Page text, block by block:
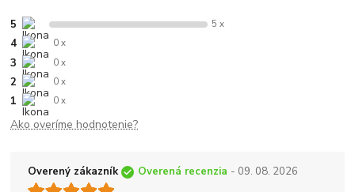
5 5 x
4 0 x
3 0 x
2 0 x
1 0 x
Ako overíme hodnotenie?
Overený zákazník Overená recenzia - 09. 08. 2026